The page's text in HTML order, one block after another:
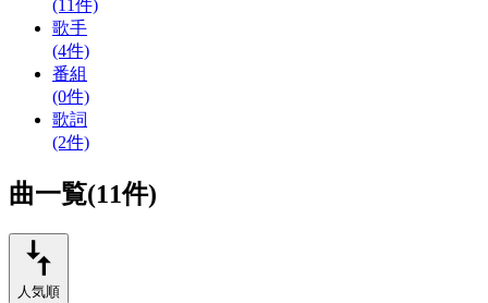
(11件)
歌手
(4件)
番組
(0件)
歌詞
(2件)
曲一覧(11件)
人気順